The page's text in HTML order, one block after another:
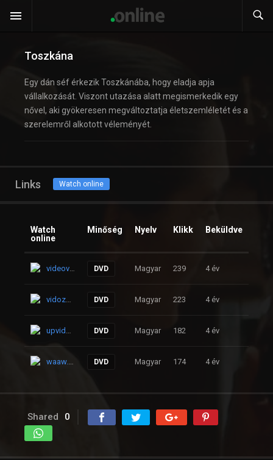
Toszkána
Egy dán séf érkezik Toszkánába, hogy eladja apja
vállalkozását. Viszont utazása alatt megismerkedik egy
nővel, aki gyökeresen megváltoztatja életszemléletét és a
szerelemről alkotott véleményét.
Links Watch online
Watch
online
Minőség Nyelv Klikk Beküldve
videovard.sx DVD Magyar 239 4 év
vidoza.net DVD Magyar 223 4 év
upvideo.to DVD Magyar 182 4 év
waaw.to DVD Magyar 174 4 év
Shared 0